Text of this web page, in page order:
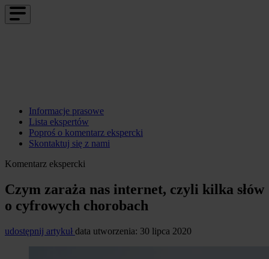
Informacje prasowe
Lista ekspertów
Poproś o komentarz ekspercki
Skontaktuj się z nami
Komentarz ekspercki
Czym zaraża nas internet, czyli kilka słów
o cyfrowych chorobach
udostępnij artykuł data utworzenia: 30 lipca 2020